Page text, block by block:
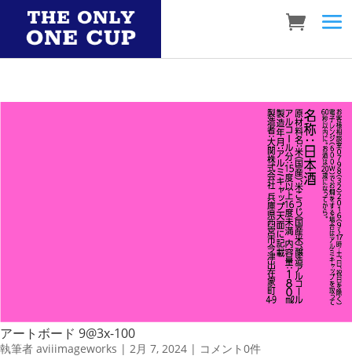
アートボード 9@3x-100
執筆者 aviiimageworks | 2月 7, 2024 | コメント0件